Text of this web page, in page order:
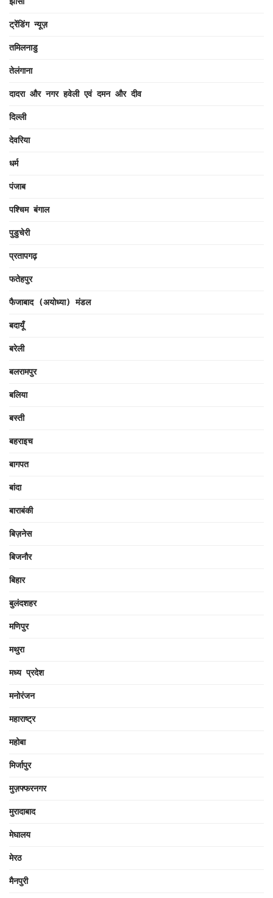
ट्रेंडिंग न्यूज़
तमिलनाडु
तेलंगाना
दादरा और नगर हवेली एवं दमन और दीव
दिल्ली
देवरिया
धर्म
पंजाब
पश्चिम बंगाल
पुडुचेरी
प्रतापगढ़
फतेहपुर
फैजाबाद (अयोध्या) मंडल
बदायूँ
बरेली
बलरामपुर
बलिया
बस्ती
बहराइच
बागपत
बांदा
बाराबंकी
बिज़नेस
बिजनौर
बिहार
बुलंदशहर
मणिपुर
मथुरा
मध्य प्रदेश
मनोरंजन
महाराष्ट्र
महोबा
मिर्जापुर
मुज़फ्फरनगर
मुरादाबाद
मेघालय
मेरठ
मैनपुरी